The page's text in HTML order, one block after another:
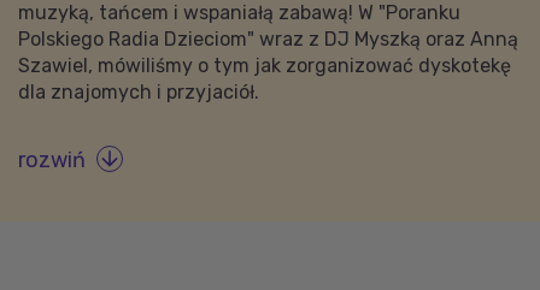
muzyką, tańcem i wspaniałą zabawą! W "Poranku
Polskiego Radia Dzieciom" wraz z DJ Myszką oraz Anną
Szawiel, mówiliśmy o tym jak zorganizować dyskotekę
dla znajomych i przyjaciół.
rozwiń 